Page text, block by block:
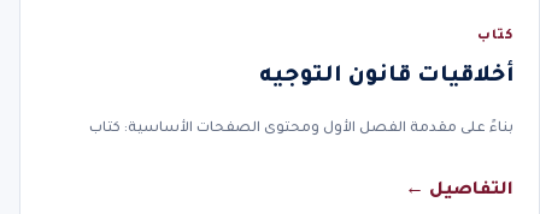
كتاب
أخلاقيات قانون التوجيه
بناءً على مقدمة الفصل الأول ومحتوى الصفحات الأساسية: كتاب
التفاصيل ←